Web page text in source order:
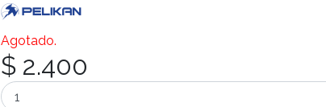
Agotado.
$ 2.400